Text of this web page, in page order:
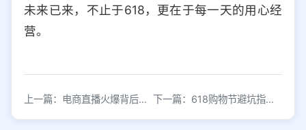
未来已来，不止于618，更在于每一天的用心经
营。
上一篇：电商直播火爆背后：并非人人适合直播带货 下一篇：618购物节避坑指南：别再抄错作业了